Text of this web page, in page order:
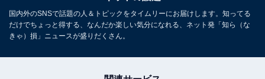
国内外のSNSで話題の人＆トピックをタイムリーにお届けします。知ってる
だけでちょっと得する、なんだか楽しい気分になれる、ネット発「知ら（な
きゃ）損」ニュースが盛りだくさん。